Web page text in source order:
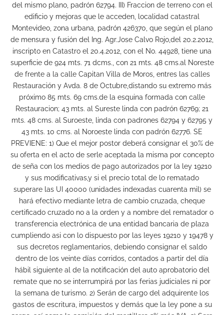
del mismo plano, padrón 62794. III) Fraccion de terreno con el
edificio y mejoras que le acceden, localidad catastral
Montevideo, zona urbana, padrón 426370, que según el plano
de mensura y fusión del Ing. Agr.Jose Calvo Rojo,del 20.2.2012,
inscripto en Catastro el 20.4.2012, con el No. 44928, tiene una
superficie de 924 mts. 71 dcms., con 21 mts. 48 cms.al Noreste
de frente a la calle Capitan Villa de Moros, entres las calles
Restauración y Avda. 8 de Octubre,distando su extremo más
próximo 85 mts. 69 cms.de la esquina formada con calle
Restauracion; 43 mts. al Sureste linda con padrón 62769; 21
mts. 48 cms. al Suroeste, linda con padrones 62794 y 62795 y
43 mts. 10 cms. al Noroeste linda con padrón 62776. SE
PREVIENE: 1) Que el mejor postor deberá consignar el 30% de
su oferta en el acto de serle aceptada la misma por concepto
de seña con los medios de pago autorizados por la ley 19210
y sus modificativas,y si el precio total de lo rematado
superare las UI 40000 (unidades indexadas cuarenta mil) se
hará efectivo mediante letra de cambio cruzada, cheque
certificado cruzado no a la orden y a nombre del rematador o
transferencia electrónica de una entidad bancaria de plaza
cumpliendo asi con lo dispuesto por las leyes 19210 y 19478 y
sus decretos reglamentarios, debiendo consignar el saldo
dentro de los veinte días corridos, contados a partir del día
hábil siguiente al de la notificación del auto aprobatorio del
remate que no se interrumpirá por las ferias judiciales ni por
la semana de turismo. 2) Serán de cargo del adquirente los
gastos de escritura, impuestos y demás que la ley pone a su